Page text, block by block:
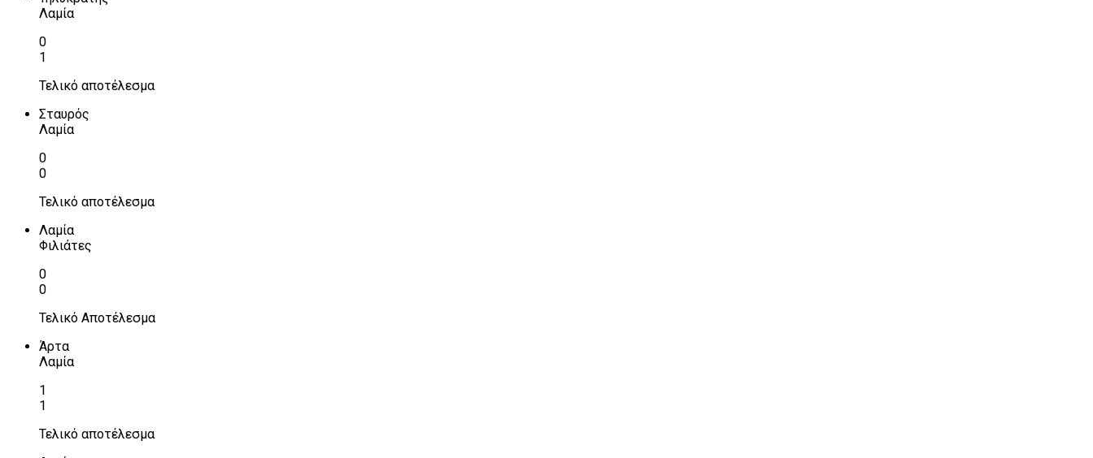
Λαμία
0
1
Τελικό αποτέλεσμα
Σταυρός
Λαμία
0
0
Τελικό αποτέλεσμα
Λαμία
Φιλιάτες
0
0
Τελικό Αποτέλεσμα
Άρτα
Λαμία
1
1
Τελικό αποτέλεσμα